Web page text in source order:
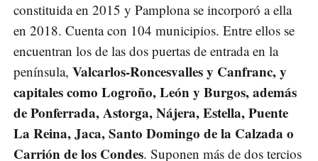
constituida en 2015 y Pamplona se incorporó a ella
en 2018. Cuenta con 104 municipios. Entre ellos se
encuentran los de las dos puertas de entrada en la
península, Valcarlos-Roncesvalles y Canfranc, y
capitales como Logroño, León y Burgos, además
de Ponferrada, Astorga, Nájera, Estella, Puente
La Reina, Jaca, Santo Domingo de la Calzada o
Carrión de los Condes. Suponen más de dos tercios